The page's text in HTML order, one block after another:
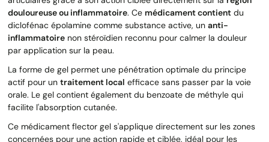
douloureuse ou inflammatoire. Ce médicament contient du
diclofénac épolamine comme substance active, un anti-
inflammatoire non stéroïdien reconnu pour calmer la douleur
par application sur la peau.
La forme de gel permet une pénétration optimale du principe
actif pour un traitement local efficace sans passer par la voie
orale. Le gel contient également du benzoate de méthyle qui
facilite l'absorption cutanée.
Ce médicament flector gel s'applique directement sur les zones
concernées pour une action rapide et ciblée, idéal pour les